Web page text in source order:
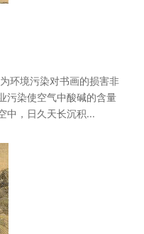
环境污染对书画的损害非
污染使空气中酸碱的含量
中，日久天长沉积...